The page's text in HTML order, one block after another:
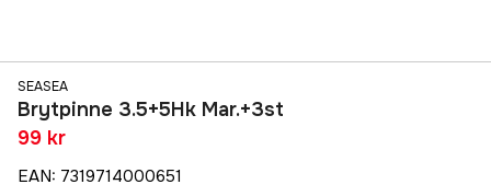
SEASEA
Brytpinne 3.5+5Hk Mar.+3st
99 kr
EAN: 7319714000651